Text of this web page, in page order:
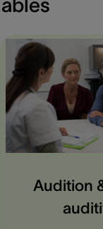
Audition